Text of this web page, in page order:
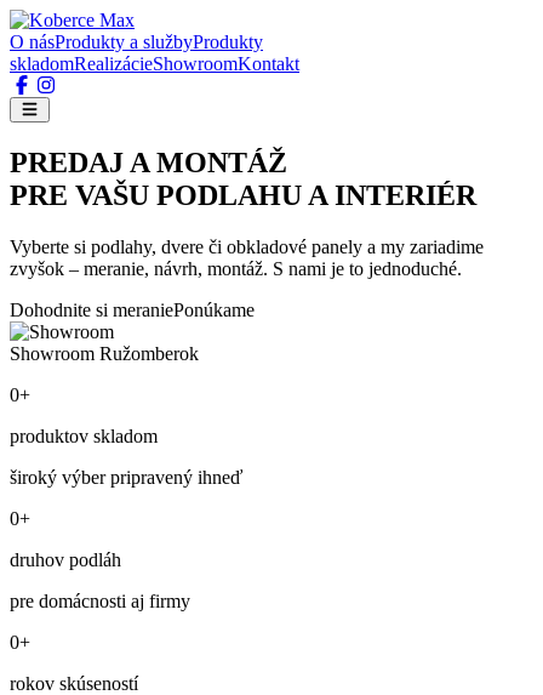
O násProdukty a službyProdukty
skladomRealizácieShowroomKontakt
PREDAJ A MONTÁŽ
PRE VAŠU PODLAHU A INTERIÉR
Vyberte si podlahy, dvere či obkladové panely a my zariadime
zvyšok – meranie, návrh, montáž. S nami je to jednoduché.
Dohodnite si meraniePonúkame
Showroom Ružomberok
0+
produktov skladom
široký výber pripravený ihneď
0+
druhov podláh
pre domácnosti aj firmy
0+
rokov skúseností